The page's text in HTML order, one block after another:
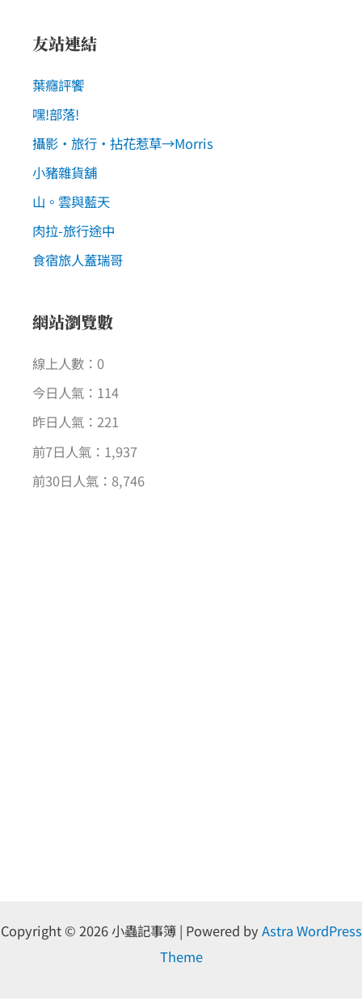
友站連結
葉癮評饗
嘿!部落!
攝影‧旅行‧拈花惹草→Morris
小豬雜貨舖
山。雲與藍天
肉拉-旅行途中
食宿旅人蓋瑞哥
網站瀏覽數
線上人數：0
今日人氣：114
昨日人氣：221
前7日人氣：1,937
前30日人氣：8,746
Copyright © 2026 小蟲記事簿 | Powered byAstra WordPress
Theme